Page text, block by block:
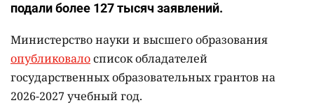
подали более 127 тысяч заявлений.
Министерство науки и высшего образования
опубликовалосписок обладателей
государственных образовательных грантов на
2026-2027 учебный год.